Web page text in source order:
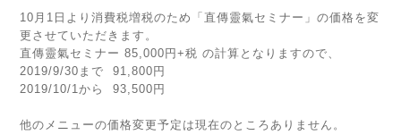
10月1日より消費税増税のため「直傳靈氣セミナー」の価格を変
更させていただきます。
直傳靈氣セミナー 85,000円+税 の計算となりますので、
2019/9/30まで 91,800円
2019/10/1から 93,500円
他のメニューの価格変更予定は現在のところありません。